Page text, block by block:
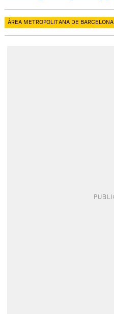
ÀREA METROPOLITANA DE BARCELONA